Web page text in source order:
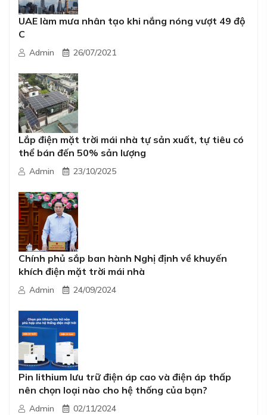
UAE làm mưa nhân tạo khi nắng nóng vượt 49 độ
C
Admin 26/07/2021
Lắp điện mặt trời mái nhà tự sản xuất, tự tiêu có
thể bán đến 50% sản lượng
Admin 23/10/2025
Chính phủ sắp ban hành Nghị định về khuyến
khích điện mặt trời mái nhà
Admin 24/09/2024
Pin lithium lưu trữ điện áp cao và điện áp thấp
nên chọn loại nào cho hệ thống của bạn?
Admin 02/11/2024